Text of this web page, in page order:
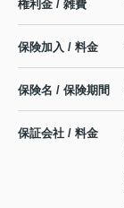
権利金 / 雑費
保険加入 / 料金
保険名 / 保険期間
保証会社 / 料金